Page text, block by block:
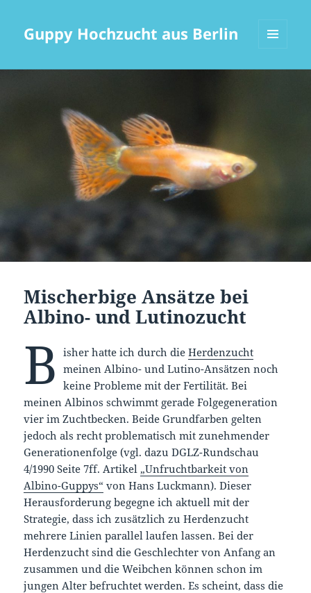
Guppy Hochzucht aus Berlin
Mischerbige Ansätze bei
Albino- und Lutinozucht
B isher hatte ich durch die Herdenzucht
meinen Albino- und Lutino-Ansätzen noch
keine Probleme mit der Fertilität. Bei
meinen Albinos schwimmt gerade Folgegeneration
vier im Zuchtbecken. Beide Grundfarben gelten
jedoch als recht problematisch mit zunehmender
Generationenfolge (vgl. dazu DGLZ-Rundschau
4/1990 Seite 7ff. Artikel„Unfruchtbarkeit von
Albino-Guppys“ von Hans Luckmann). Dieser
Herausforderung begegne ich aktuell mit der
Strategie, dass ich zusätzlich zu Herdenzucht
mehrere Linien parallel laufen lassen. Bei der
Herdenzucht sind die Geschlechter von Anfang an
zusammen und die Weibchen können schon im
jungen Alter befruchtet werden. Es scheint, dass die